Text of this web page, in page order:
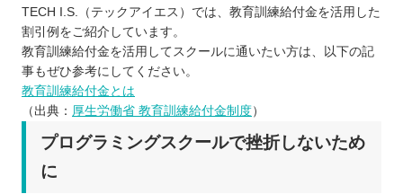
TECH I.S.（テックアイエス）では、教育訓練給付金を活用した
割引例をご紹介しています。
教育訓練給付金を活用してスクールに通いたい方は、以下の記
事もぜひ参考にしてください。
教育訓練給付金とは
（出典： 厚生労働省 教育訓練給付金制度）
プログラミングスクールで挫折しないため
に